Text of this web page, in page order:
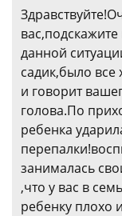
данной
садик,было все
и говорит
голова.По
ребенка
занималась
,что у вас в
ребенку плохо